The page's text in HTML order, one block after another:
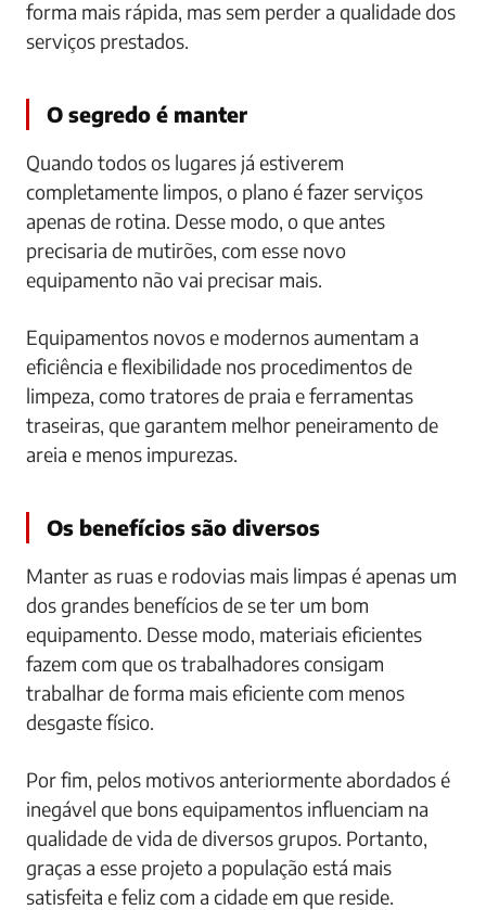
forma mais rápida, mas sem perder a qualidade dos
serviços prestados.
O segredo é manter
Quando todos os lugares já estiverem
completamente limpos, o plano é fazer serviços
apenas de rotina. Desse modo, o que antes
precisaria de mutirões, com esse novo
equipamento não vai precisar mais.
Equipamentos novos e modernos aumentam a
eficiência e flexibilidade nos procedimentos de
limpeza, como tratores de praia e ferramentas
traseiras, que garantem melhor peneiramento de
areia e menos impurezas.
Os benefícios são diversos
Manter as ruas e rodovias mais limpas é apenas um
dos grandes benefícios de se ter um bom
equipamento. Desse modo, materiais eficientes
fazem com que os trabalhadores consigam
trabalhar de forma mais eficiente com menos
desgaste físico.
Por fim, pelos motivos anteriormente abordados é
inegável que bons equipamentos influenciam na
qualidade de vida de diversos grupos. Portanto,
graças a esse projeto a população está mais
satisfeita e feliz com a cidade em que reside.